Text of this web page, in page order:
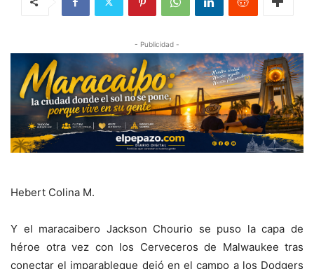
- Publicidad -
Hebert Colina M.
Y el maracaibero Jackson Chourio se puso la capa de
héroe otra vez con los Cerveceros de Malwaukee tras
conectar el imparableque dejó en el campo a los Dodgers